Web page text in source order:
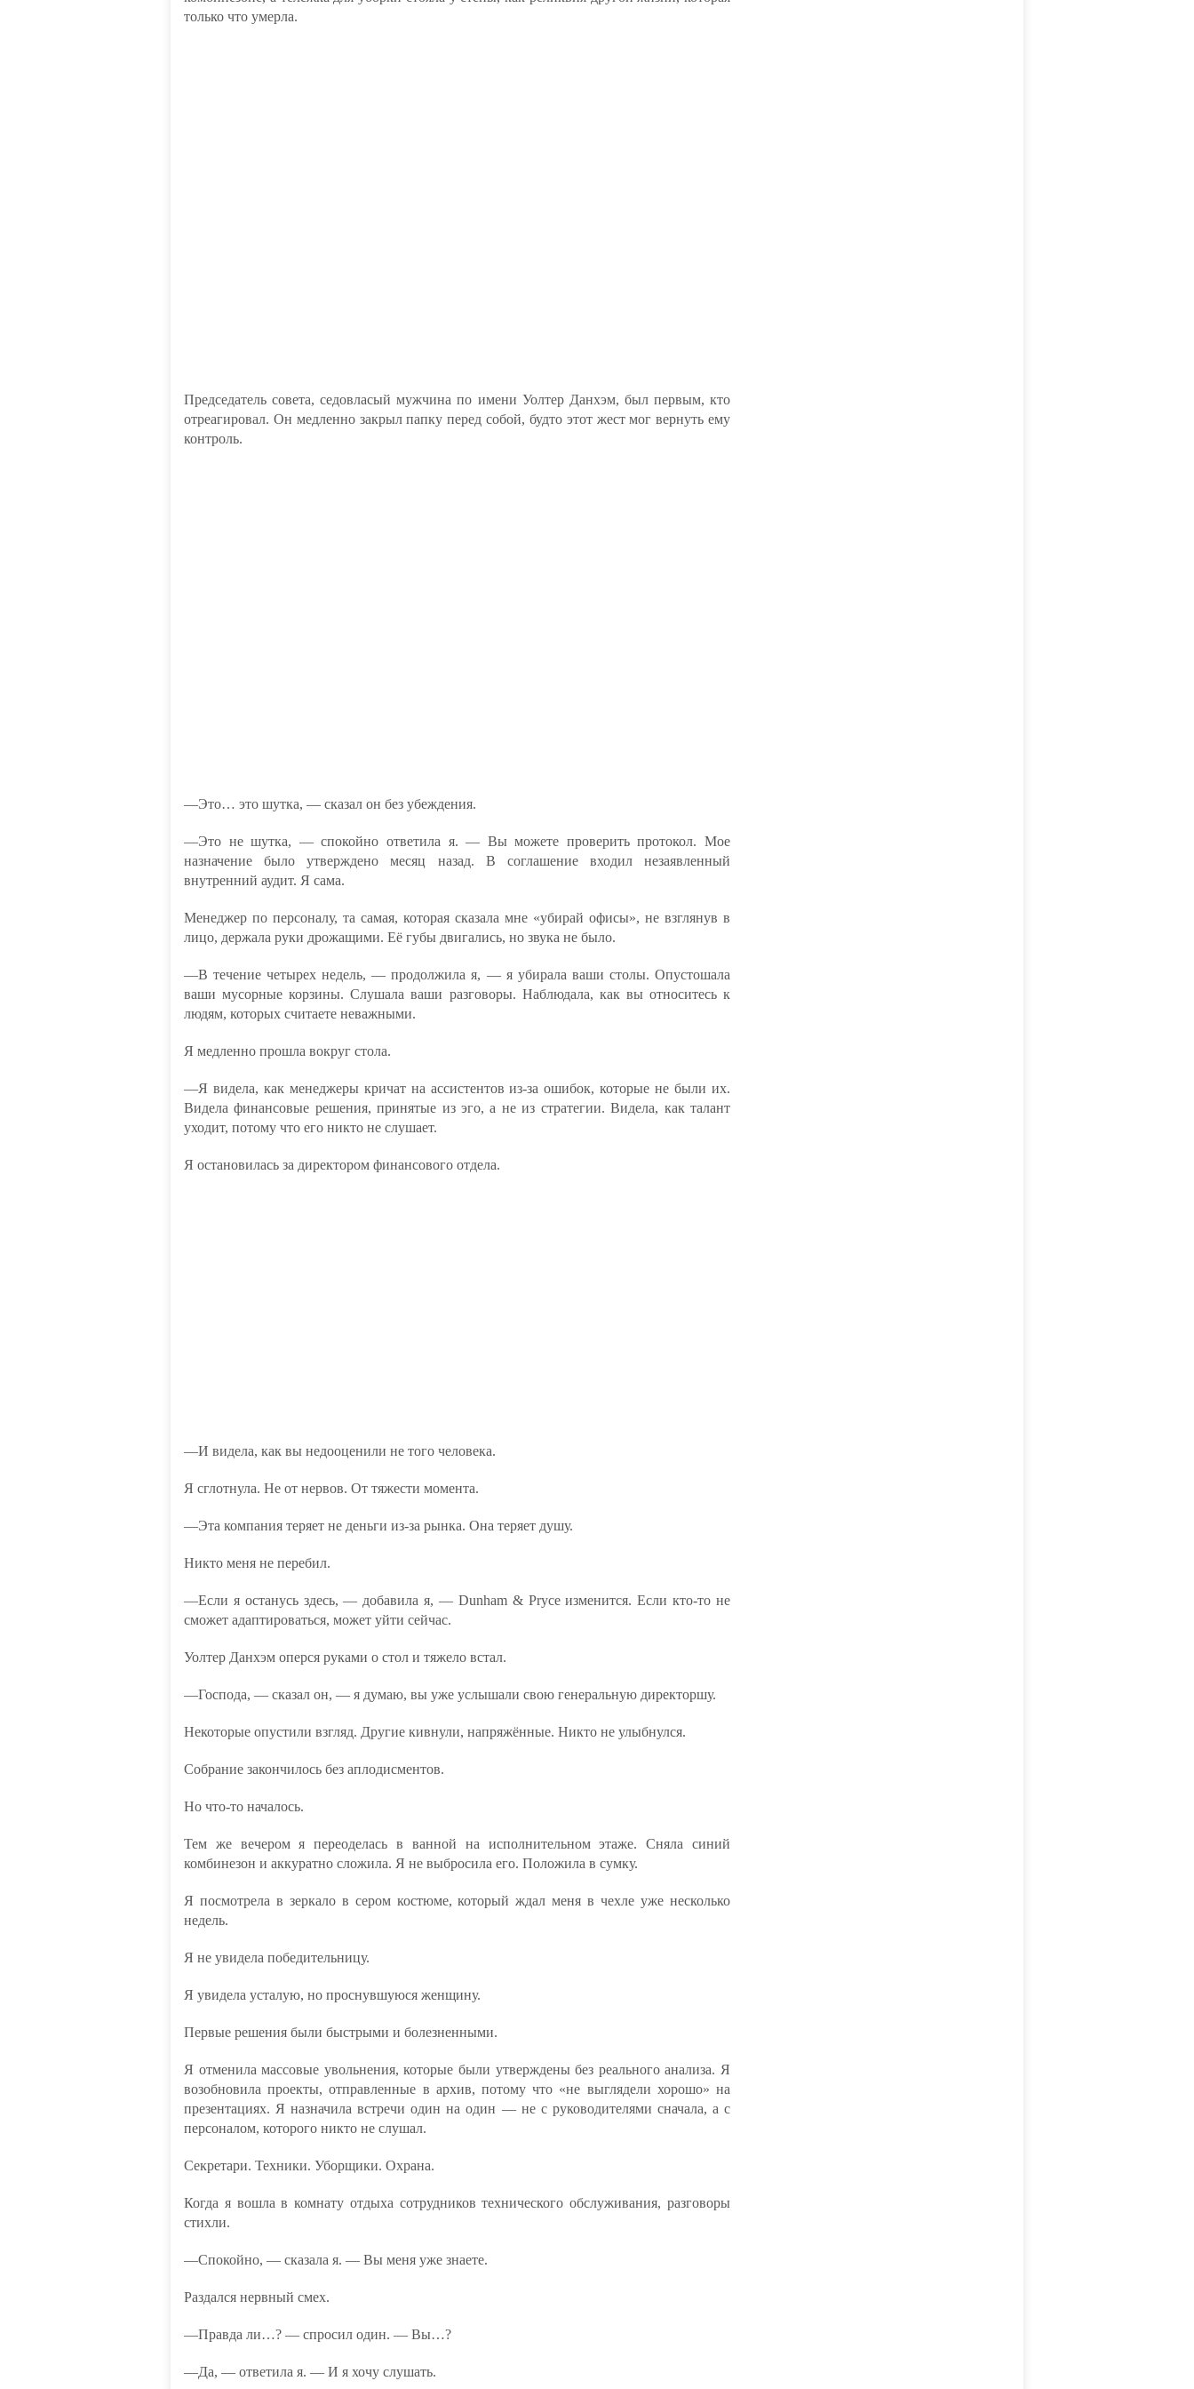
только что умерла.
Председатель совета, седовласый мужчина по имени Уолтер Данхэм, был первым, кто
отреагировал. Он медленно закрыл папку перед собой, будто этот жест мог вернуть ему
контроль.
—Это… это шутка, — сказал он без убеждения.
—Это не шутка, — спокойно ответила я. — Вы можете проверить протокол. Мое
назначение было утверждено месяц назад. В соглашение входил незаявленный
внутренний аудит. Я сама.
Менеджер по персоналу, та самая, которая сказала мне «убирай офисы», не взглянув в
лицо, держала руки дрожащими. Её губы двигались, но звука не было.
—В течение четырех недель, — продолжила я, — я убирала ваши столы. Опустошала
ваши мусорные корзины. Слушала ваши разговоры. Наблюдала, как вы относитесь к
людям, которых считаете неважными.
Я медленно прошла вокруг стола.
—Я видела, как менеджеры кричат на ассистентов из-за ошибок, которые не были их.
Видела финансовые решения, принятые из эго, а не из стратегии. Видела, как талант
уходит, потому что его никто не слушает.
Я остановилась за директором финансового отдела.
—И видела, как вы недооценили не того человека.
Я сглотнула. Не от нервов. От тяжести момента.
—Эта компания теряет не деньги из-за рынка. Она теряет душу.
Никто меня не перебил.
—Если я останусь здесь, — добавила я, — Dunham & Pryce изменится. Если кто-то не
сможет адаптироваться, может уйти сейчас.
Уолтер Данхэм оперся руками о стол и тяжело встал.
—Господа, — сказал он, — я думаю, вы уже услышали свою генеральную директоршу.
Некоторые опустили взгляд. Другие кивнули, напряжённые. Никто не улыбнулся.
Собрание закончилось без аплодисментов.
Но что-то началось.
Тем же вечером я переоделась в ванной на исполнительном этаже. Сняла синий
комбинезон и аккуратно сложила. Я не выбросила его. Положила в сумку.
Я посмотрела в зеркало в сером костюме, который ждал меня в чехле уже несколько
недель.
Я не увидела победительницу.
Я увидела усталую, но проснувшуюся женщину.
Первые решения были быстрыми и болезненными.
Я отменила массовые увольнения, которые были утверждены без реального анализа. Я
возобновила проекты, отправленные в архив, потому что «не выглядели хорошо» на
презентациях. Я назначила встречи один на один — не с руководителями сначала, а с
персоналом, которого никто не слушал.
Секретари. Техники. Уборщики. Охрана.
Когда я вошла в комнату отдыха сотрудников технического обслуживания, разговоры
стихли.
—Спокойно, — сказала я. — Вы меня уже знаете.
Раздался нервный смех.
—Правда ли…? — спросил один. — Вы…?
—Да, — ответила я. — И я хочу слушать.